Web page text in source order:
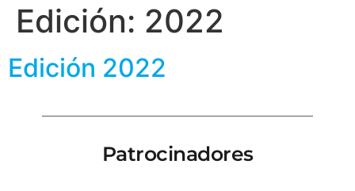
Edición: 2022
Edición 2022
Patrocinadores